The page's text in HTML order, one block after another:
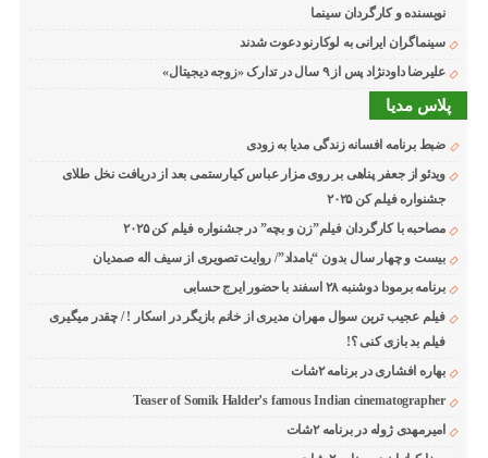
نویسنده و کارگردان سینما
سینماگران ایرانی به لوکارنو دعوت شدند
علیرضا داودنژاد پس از ۹ سال در تدارک «زوجه دیجیتال»
پلاس مدیا
ضبط برنامه افسانه زندگی مدیا به زودی
ویدئو از جعفر پناهی بر روی مزار عباس کیارستمی بعد از دریافت نخل طلای
جشنواره فیلم کن ۲۰۲۵
مصاحبه با کارگردان فیلم”زن و بچه” در جشنواره فیلم کن ۲۰۲۵
بیست و چهار سال بدون “بامداد”/ روایت تصویری از سیف اله صمدیان
برنامه برمودا دوشنبه ۲۸ اسفند با حضور ایرج حسابی
فیلم عجیب ترین سوال مهران مدیری از خانم بازیگر در اسکار ! / چقدر میگیری
فیلم بد بازی کنی ؟!
بهاره افشاری در برنامه ۲شات
Teaser of Somik Halder’s famous Indian cinematographer
امیرمهدی ژوله در برنامه ۲شات